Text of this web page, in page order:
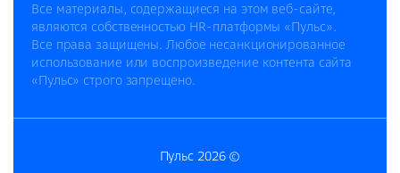
Все материалы, содержащиеся на этом веб-сайте,
являются собственностью HR-платформы «Пульс».
Все права защищены. Любое несанкционированное
использование или воспроизведение контента сайта
«Пульс» строго запрещено.
Пульс 2026 ©